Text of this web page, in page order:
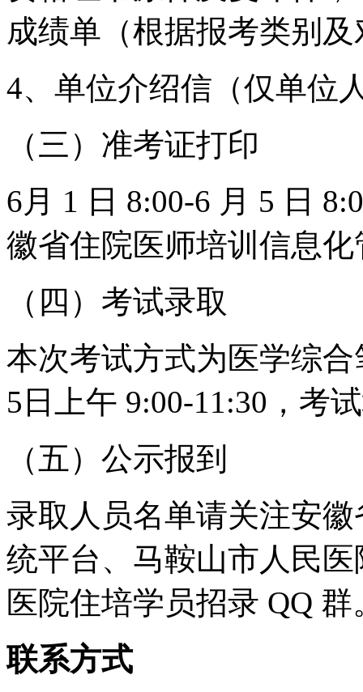
成绩单（根据报考类别
4、单位介绍信（仅单位
（三）准考证打印
6月 1 日 8:00-6 月 5 日
徽省住院医师培训信息
（四）考试录取
本次考试方式为医学综
5日上午 9:00-11:30，考
（五）公示报到
录取人员名单请关注安
统平台、马鞍山市人民
医院住培学员招录 QQ 群
联系方式